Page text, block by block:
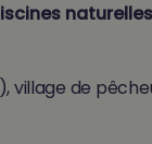
village de